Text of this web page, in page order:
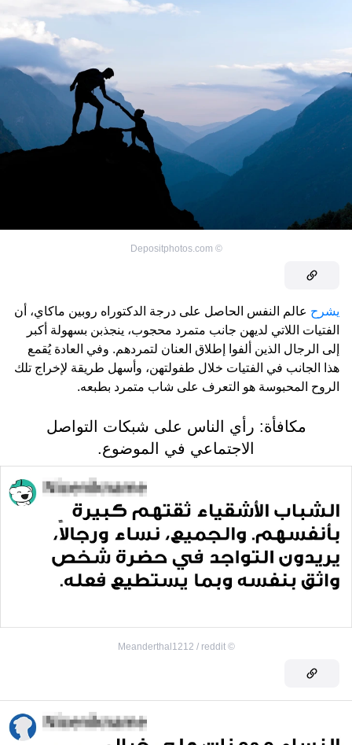
©
Depositphotos.com
يشرح عالم النفس الحاصل على درجة الدكتوراه روبين ماكاي، أن
الفتيات اللاتي لديهن جانب متمرد محجوب، ينجذبن بسهولة أكبر
إلى الرجال الذين ألفوا إطلاق العنان لتمردهم. وفي العادة يُقمع
هذا الجانب في الفتيات خلال طفولتهن، وأسهل طريقة لإخراج تلك
الروح المحبوسة هو التعرف على شاب متمرد بطبعه.
مكافأة: رأي الناس على شبكات التواصل
الاجتماعي في الموضوع.
©
Meanderthal1212 / reddit